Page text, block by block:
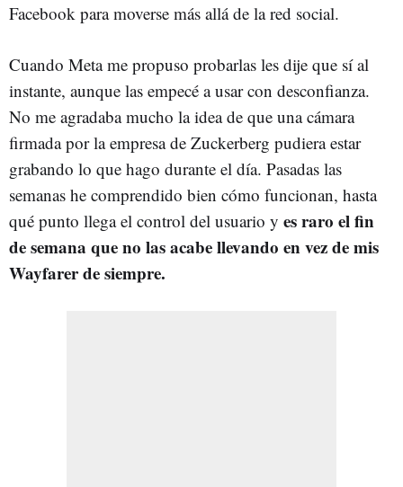
Facebook para moverse más allá de la red social.
Cuando Meta me propuso probarlas les dije que sí al
instante, aunque las empecé a usar con desconfianza.
No me agradaba mucho la idea de que una cámara
firmada por la empresa de Zuckerberg pudiera estar
grabando lo que hago durante el día. Pasadas las
semanas he comprendido bien cómo funcionan, hasta
qué punto llega el control del usuario y es raro el fin
de semana que no las acabe llevando en vez de mis
Wayfarer de siempre.